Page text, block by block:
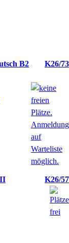
B2
K26/73
K26/57